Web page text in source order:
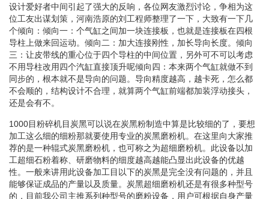
设计爱好者中间引起了强大的反响，各位网友激烈讨论，争相为这
位工友出谋划策，河南浩原的刘工程师整理了一下，大致有一下几
个倾向：倾向一：个气缸之间加一块连接板，也就是连接板在四根
导柱上做来回运动。倾向二：加大连接刚性，加长导向长度。倾向
三：让皮带线的重心位于四个导柱的中间位置，另外可不可以考虑
不用导柱改用四个汽缸直接顶升呢倾向四：本来两个气缸就做不到
同步的，根本就不是导向的问题。导向精度越高，越卡死，怎么都
不会顺的，结构设计不合理，就算两个气缸前端都加装浮动接头，
还是会有不。
1000目粉碎机目炭黑可以说在炭黑粉制造中算是比较细的了，要想
加工这么细的细粉那就要使用专业的炭黑磨粉机。在这里向大家推
荐的是一种辊式炭黑磨粉机，也可称之为超细磨粉机。此设备以加
工超细石粉着称、研磨物料的细度越高越能凸显出此设备的优越
性。一般来讲用此设备加工目以下的炭黑是完全没有问题的，并且
能够保证成品的产量以及质量。炭黑超细磨粉机还是有很多种型号
的，目前我公司主推系列种型号的磨粉设备，用户可根据自身产量